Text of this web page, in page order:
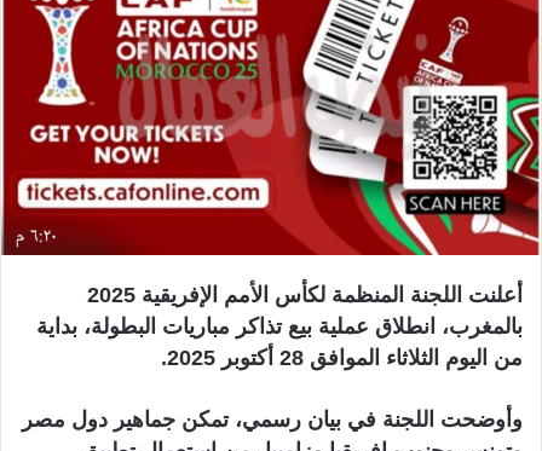
ر
ي
د
ا
إ
ل
ك
ت
و
ن
ي
أعلنت اللجنة المنظمة لكأس الأمم الإفريقية 2025
بالمغرب، انطلاق عملية بيع تذاكر مباريات البطولة، بداية
من اليوم الثلاثاء الموافق 28 أكتوبر 2025.
وأوضحت اللجنة في بيان رسمي، تمكن جماهير دول مصر